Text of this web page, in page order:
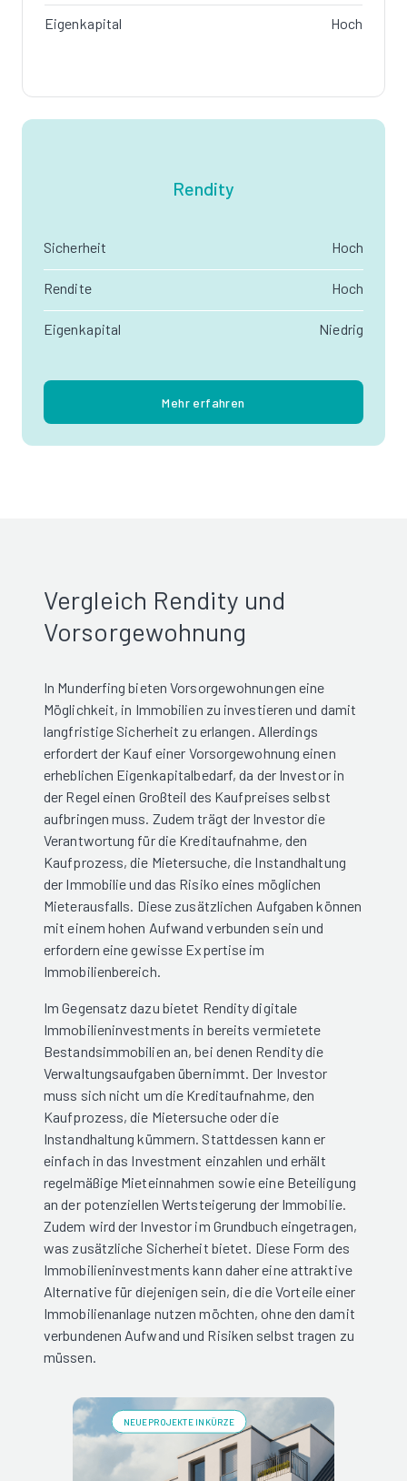
Eigenkapital Hoch
Rendity
Sicherheit Hoch
Rendite Hoch
Eigenkapital Niedrig
Mehr erfahren
Vergleich Rendity und
Vorsorgewohnung
In Munderfing bieten Vorsorgewohnungen eine
Möglichkeit, in Immobilien zu investieren und damit
langfristige Sicherheit zu erlangen. Allerdings
erfordert der Kauf einer Vorsorgewohnung einen
erheblichen Eigenkapitalbedarf, da der Investor in
der Regel einen Großteil des Kaufpreises selbst
aufbringen muss. Zudem trägt der Investor die
Verantwortung für die Kreditaufnahme, den
Kaufprozess, die Mietersuche, die Instandhaltung
der Immobilie und das Risiko eines möglichen
Mieterausfalls. Diese zusätzlichen Aufgaben können
mit einem hohen Aufwand verbunden sein und
erfordern eine gewisse Expertise im
Immobilienbereich.
Im Gegensatz dazu bietet Rendity digitale
Immobilieninvestments in bereits vermietete
Bestandsimmobilien an, bei denen Rendity die
Verwaltungsaufgaben übernimmt. Der Investor
muss sich nicht um die Kreditaufnahme, den
Kaufprozess, die Mietersuche oder die
Instandhaltung kümmern. Stattdessen kann er
einfach in das Investment einzahlen und erhält
regelmäßige Mieteinnahmen sowie eine Beteiligung
an der potenziellen Wertsteigerung der Immobilie.
Zudem wird der Investor im Grundbuch eingetragen,
was zusätzliche Sicherheit bietet. Diese Form des
Immobilieninvestments kann daher eine attraktive
Alternative für diejenigen sein, die die Vorteile einer
Immobilienanlage nutzen möchten, ohne den damit
verbundenen Aufwand und Risiken selbst tragen zu
müssen.
NEUE PROJEKTE IN KÜRZE